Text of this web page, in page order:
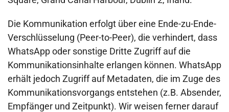
Die Kommunikation erfolgt über eine Ende-zu-Ende-
Verschlüsselung (Peer-to-Peer), die verhindert, dass
WhatsApp oder sonstige Dritte Zugriff auf die
Kommunikationsinhalte erlangen können. WhatsApp
erhält jedoch Zugriff auf Metadaten, die im Zuge des
Kommunikationsvorgangs entstehen (z.B. Absender,
Empfänger und Zeitpunkt). Wir weisen ferner darauf